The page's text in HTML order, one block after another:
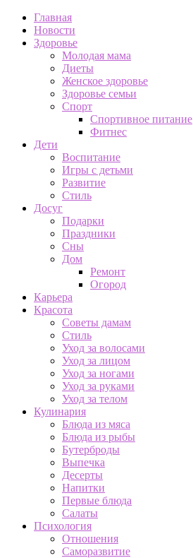
Главная
Новости
Здоровье
Молодая мама
Диеты
Женское здоровье
Здоровье семьи
Спорт
Спортивное питание
Фитнес
Дети
Воспитание
Игры с детьми
Развитие
Стиль
Досуг
Подарки
Праздники
Сны
Дом
Ремонт
Огород
Карьера
Красота
Советы дамам
Стиль
Уход за волосами
Уход за лицом
Уход за ногами
Уход за руками
Уход за телом
Кулинария
Блюда из мяса
Блюда из рыбы
Бутерброды
Выпечка
Десерты
Напитки
Первые блюда
Салаты
Психология
Отношения
Саморазвитие